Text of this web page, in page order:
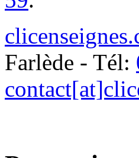
Farlède - Tél: